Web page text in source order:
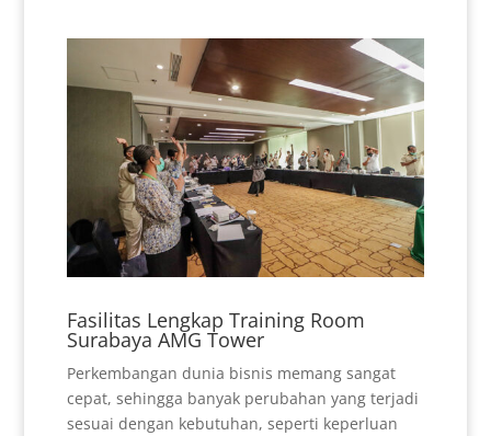
Fasilitas Lengkap Training Room
Surabaya AMG Tower
Perkembangan dunia bisnis memang sangat
cepat, sehingga banyak perubahan yang terjadi
sesuai dengan kebutuhan, seperti keperluan